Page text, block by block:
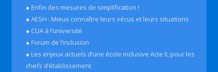
● Enfin des mesures de simplification !
● AESH : Mieux connaître leurs vécus et leurs situations
● CUA à l’université
● Forum de l’inclusion
● Les enjeux actuels d’une école inclusive Acte II, pour les
chefs d’établissement